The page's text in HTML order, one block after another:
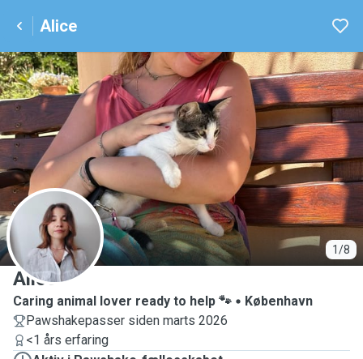
Alice
1/8
A
Alice
Caring animal lover ready to help 🐾
København
Pawshakepasser siden marts 2026
<1 års erfaring